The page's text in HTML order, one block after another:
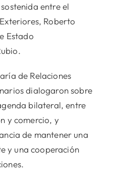
entre el
Roberto
Estado
de Relaciones
dialogaron sobre
bilateral, entre
y comercio, y
de mantener una
y una cooperación